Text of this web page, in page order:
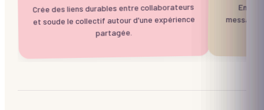
Crée des liens durables entre collaborateurs
et soude le collectif autour d'une expérience
partagée.